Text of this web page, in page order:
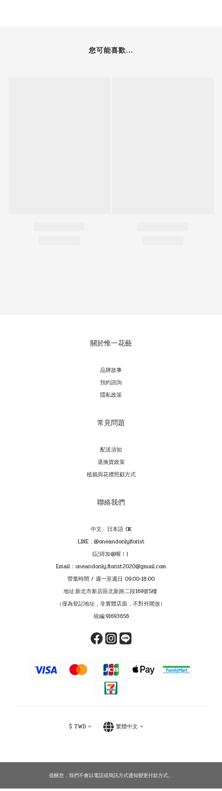
您可能喜歡...
關於惟一花藝
品牌故事
預約諮詢
隱私政策
常見問題
配送須知
退換貨政策
植栽與花禮照顧方式
聯絡我們
中文、日本語 OK
LINE : @oneandonlyflorist
(記得加@喔！)
Email：oneandonly.florist2020@gmail.com
營業時間 / 週一至週日 09:00-18:00
地址:新北市新店區北新路二段169號5樓
（僅為登記地址，非實體店面，不對外開放）
統編:91693656
$ TWD 繁體中文
提醒您，我們不會以電話或簡訊方式通知變更付款方式。